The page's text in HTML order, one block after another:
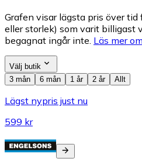
Grafen visar lägsta pris över
eller storlek) som varit billigast
begagnat ingår inte. Läs mer
Välj butik
3 mån
6 mån 1 år 2 år Allt
Lägst nypris just nu
599 kr